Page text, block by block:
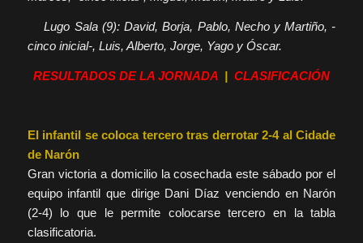
Lugo Sala (9): David, Borja, Pablo, Necho y Martiño, -
cinco inicial-, Luis, Alberto, Jorge, Yago y Óscar.
RESULTADOS DE LA JORNADA| CLASIFICACIÓN
El infantil se coloca tercero tras derrotar 2-4 al Cidade
de Narón
Gran victoria a domicilio la cosechada este sábado por el
equipo infantil que dirige Dani Díaz venciendo en Narón
(2-4) lo que le permite colocarse tercero en la tabla
clasificatoria.